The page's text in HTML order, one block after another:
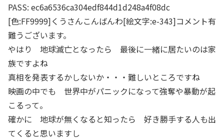
PASS: ec6a6536ca304edf844d1d248a4f08dc
[色:FF9999]くうさんこんばんわ[絵文字:e-343]コメント有
難うございます。
やはり 地球滅亡となったら 最後に一緒に居たいのは家
族ですよね
真相を発表するかしないか・・・難しいところですね
映画の中でも 世界中がパニックになって強奪や暴動が起
こるって。
確かに 地球が無くなると知ったら 好き勝手する人も出
てくると思いますし